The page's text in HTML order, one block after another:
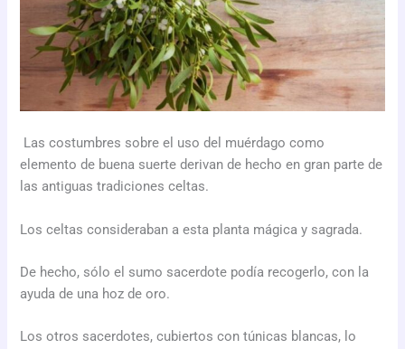
Las costumbres sobre el uso del muérdago como
elemento de buena suerte derivan de hecho en gran parte de
las antiguas tradiciones celtas.
Los celtas consideraban a esta planta mágica y sagrada.
De hecho, sólo el sumo sacerdote podía recogerlo, con la
ayuda de una hoz de oro.
Los otros sacerdotes, cubiertos con túnicas blancas, lo